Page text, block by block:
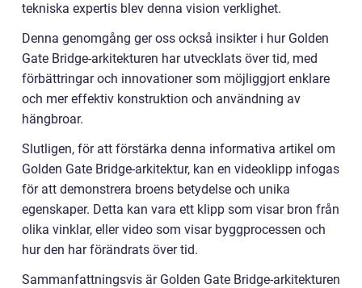
tekniska expertis blev denna vision verklighet.
Denna genomgång ger oss också insikter i hur Golden
Gate Bridge-arkitekturen har utvecklats över tid, med
förbättringar och innovationer som möjliggjort enklare
och mer effektiv konstruktion och användning av
hängbroar.
Slutligen, för att förstärka denna informativa artikel om
Golden Gate Bridge-arkitektur, kan en videoklipp infogas
för att demonstrera broens betydelse och unika
egenskaper. Detta kan vara ett klipp som visar bron från
olika vinklar, eller video som visar byggprocessen och
hur den har förändrats över tid.
Sammanfattningsvis är Golden Gate Bridge-arkitekturen